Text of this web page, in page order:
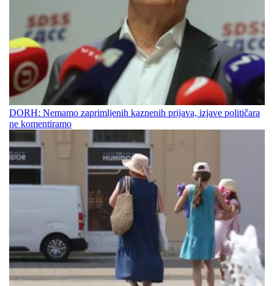
DORH: Nemamo zaprimljenih kaznenih prijava, izjave političara
ne komentiramo